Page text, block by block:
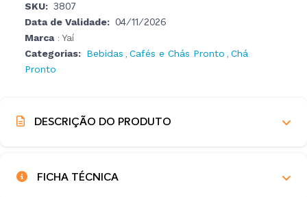
SKU: 3807
Data de Validade: 04/11/2026
Marca : Yaí
Categorias: Bebidas , Cafés e Chás Pronto , Chá
Pronto
DESCRIÇÃO DO PRODUTO
FICHA TÉCNICA